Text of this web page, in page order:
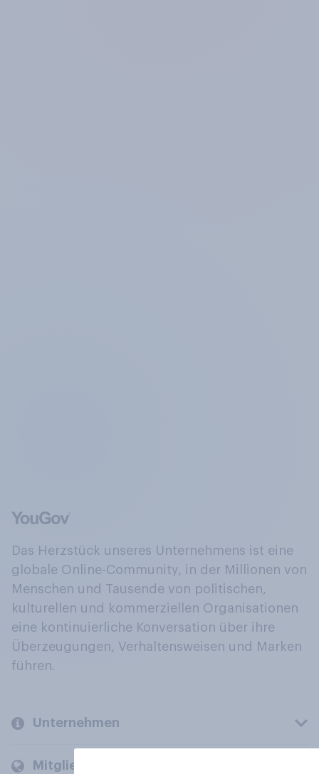
Das Herzstück unseres Unternehmens ist eine
globale Online-Community, in der Millionen von
Menschen und Tausende von politischen,
kulturellen und kommerziellen Organisationen
eine kontinuierliche Konversation über ihre
Überzeugungen, Verhaltensweisen und Marken
führen.
Unternehmen
Mitglieder und Kunden